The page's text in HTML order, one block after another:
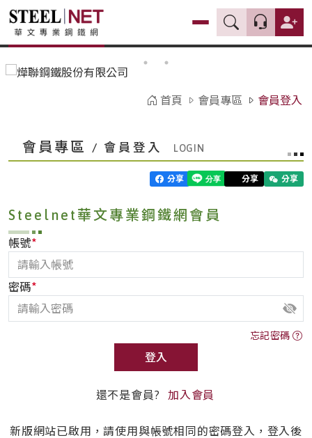
首頁 會員專區 會員登入
會員專區 / 會員登入
分享 分享 分享
Steelnet華文專業鋼鐵網會員
帳號*
密碼*
忘記密碼
登入
還不是會員? 加入會員
新版網站已啟用，請使用與帳號相同的密碼登入，登入後